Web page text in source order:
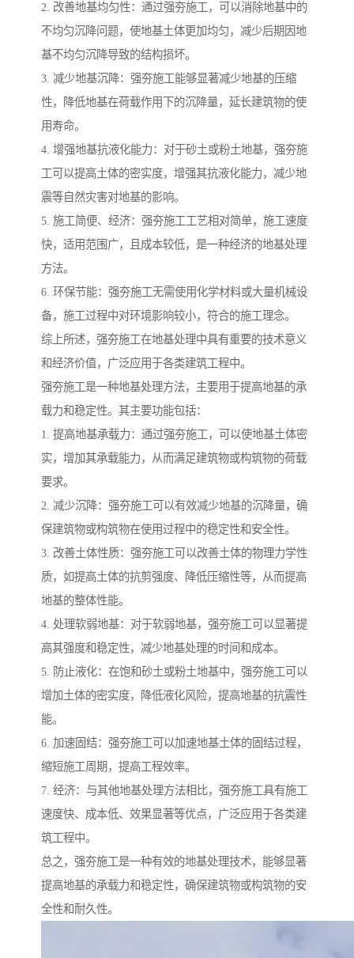
2. 改善地基均匀性：通过强夯施工，可以消除地基中的
不均匀沉降问题，使地基土体更加均匀，减少后期因地
基不均匀沉降导致的结构损坏。
3. 减少地基沉降：强夯施工能够显著减少地基的压缩
性，降低地基在荷载作用下的沉降量，延长建筑物的使
用寿命。
4. 增强地基抗液化能力：对于砂土或粉土地基，强夯施
工可以提高土体的密实度，增强其抗液化能力，减少地
震等自然灾害对地基的影响。
5. 施工简便、经济：强夯施工工艺相对简单，施工速度
快，适用范围广，且成本较低，是一种经济的地基处理
方法。
6. 环保节能：强夯施工无需使用化学材料或大量机械设
备，施工过程中对环境影响较小，符合的施工理念。
综上所述，强夯施工在地基处理中具有重要的技术意义
和经济价值，广泛应用于各类建筑工程中。
强夯施工是一种地基处理方法，主要用于提高地基的承
载力和稳定性。其主要功能包括：
1. 提高地基承载力：通过强夯施工，可以使地基土体密
实，增加其承载能力，从而满足建筑物或构筑物的荷载
要求。
2. 减少沉降：强夯施工可以有效减少地基的沉降量，确
保建筑物或构筑物在使用过程中的稳定性和安全性。
3. 改善土体性质：强夯施工可以改善土体的物理力学性
质，如提高土体的抗剪强度、降低压缩性等，从而提高
地基的整体性能。
4. 处理软弱地基：对于软弱地基，强夯施工可以显著提
高其强度和稳定性，减少地基处理的时间和成本。
5. 防止液化：在饱和砂土或粉土地基中，强夯施工可以
增加土体的密实度，降低液化风险，提高地基的抗震性
能。
6. 加速固结：强夯施工可以加速地基土体的固结过程，
缩短施工周期，提高工程效率。
7. 经济：与其他地基处理方法相比，强夯施工具有施工
速度快、成本低、效果显著等优点，广泛应用于各类建
筑工程中。
总之，强夯施工是一种有效的地基处理技术，能够显著
提高地基的承载力和稳定性，确保建筑物或构筑物的安
全性和耐久性。